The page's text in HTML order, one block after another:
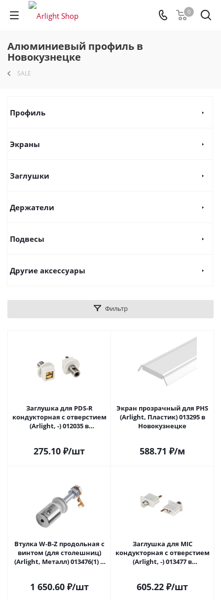
0
Алюминиевый профиль в
Новокузнецке
SALE
Профиль
Экраны
Заглушки
Держатели
Подвесы
Другие аксессуары
Фильтр
Заглушка для PDS-R
кондукторная с отверстием
(Arlight, -) 012035 в
275.10 ₽/шт
Экран прозрачный для PHS
(Arlight, Пластик) 013295 в
Новокузнецке
588.71 ₽/м
Втулка W-B-Z продольная с
винтом (для столешниц)
(Arlight, Металл) 013476(1) в
1 650.60₽/шт
Заглушка для MIC
кондукторная с отверстием
(Arlight, -) 013477 в
605.22 ₽/шт